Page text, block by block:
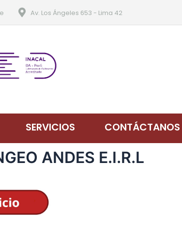
Av. Los Ángeles 653 - Lima 42
SERVICIOS CONTÁCTANOS
ANDES E.I.R.L